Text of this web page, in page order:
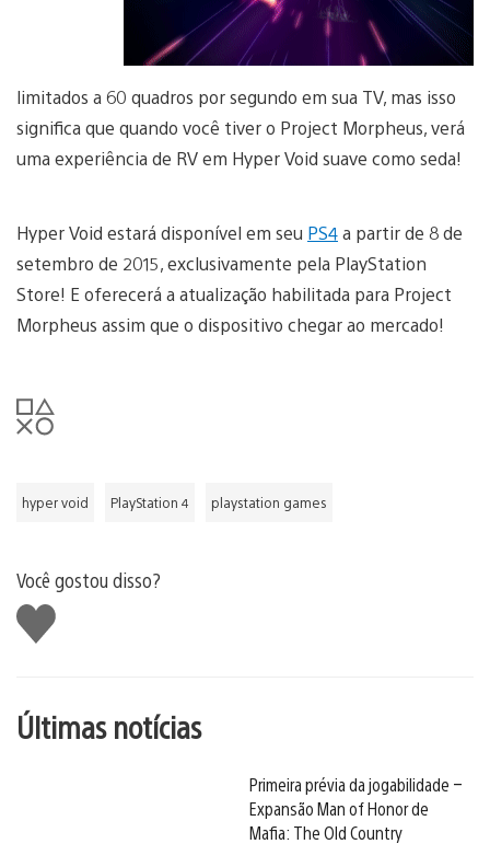
limitados a 60 quadros por segundo em sua TV, mas isso
significa que quando você tiver o Project Morpheus, verá
uma experiência de RV em Hyper Void suave como seda!
Hyper Void estará disponível em seu PS4a partir de 8 de
setembro de 2015, exclusivamente pela PlayStation
Store! E oferecerá a atualização habilitada para Project
Morpheus assim que o dispositivo chegar ao mercado!
hyper void PlayStation 4 playstation games
Você gostou disso?
Curtir
Últimas notícias
Primeira prévia da jogabilidade –
Expansão Man of Honor de
Mafia: The Old Country